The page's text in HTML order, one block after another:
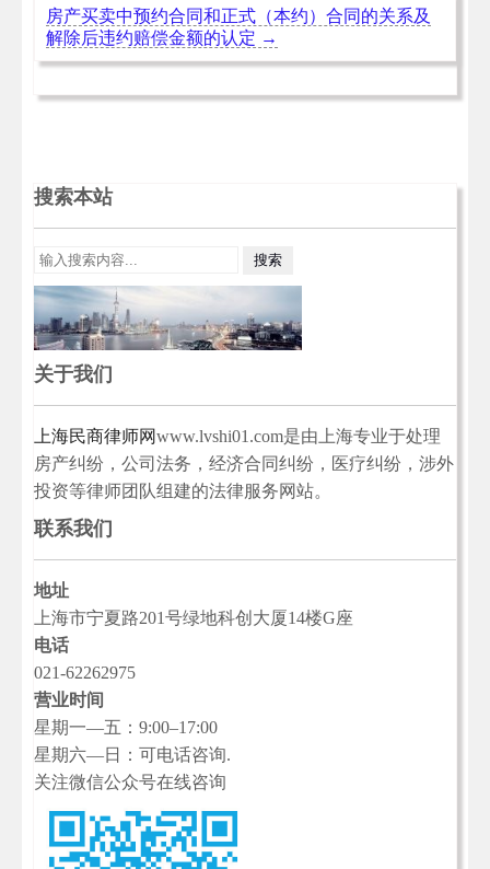
房产买卖中预约合同和正式（本约）合同的关系及
解除后违约赔偿金额的认定 →
搜索本站
关于我们
上海民商律师网www.lvshi01.com是由上海专业于处理
房产纠纷，公司法务，经济合同纠纷，医疗纠纷，涉外
投资等律师团队组建的法律服务网站。
联系我们
地址
上海市宁夏路201号绿地科创大厦14楼G座
电话
021-62262975
营业时间
星期一—五：9:00–17:00
星期六—日：可电话咨询.
关注微信公众号在线咨询